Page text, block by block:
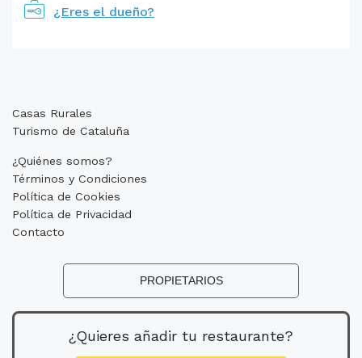
¿Eres el dueño?
Casas Rurales
Turismo de Cataluña
¿Quiénes somos?
Términos y Condiciones
Política de Cookies
Política de Privacidad
Contacto
PROPIETARIOS
¿Quieres añadir tu restaurante?